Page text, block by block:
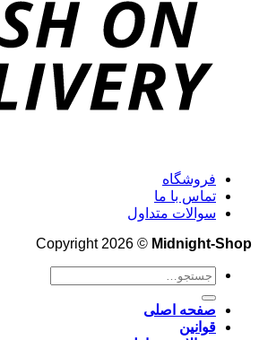
فروشگاه
تماس با ما
سوالات متداول
Copyright 2026 © Midnight-Shop
جستجو
صفحه اصلی
قوانین